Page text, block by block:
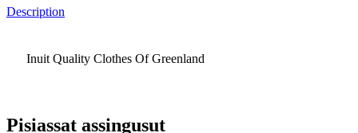
Description
Inuit Quality Clothes Of Greenland
Pisiassat assingusut